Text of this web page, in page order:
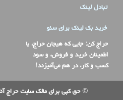
تبادل لینک
خرید بک لینک برای سئو
حراج کن: جایی که هیجان حراج، با
اطمینان خرید و فروش، و سود
کسب و کار، در هم می‌آمیزند!
© حق کپی برای مالک سایت حراج